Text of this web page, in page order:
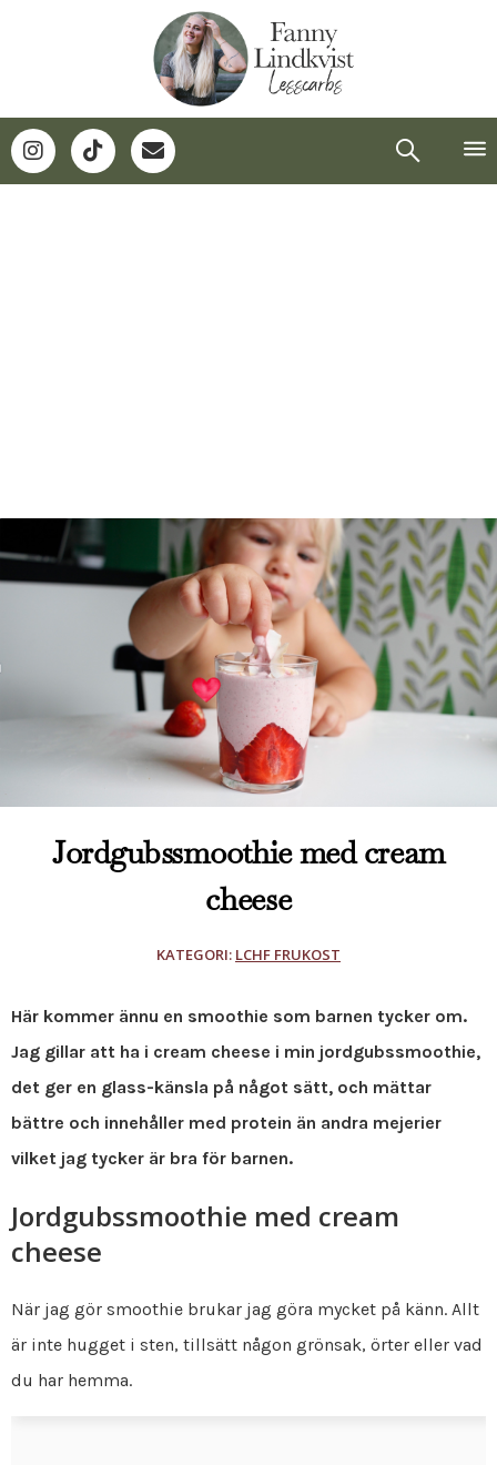
Jordgubssmoothie med cream
cheese
KATEGORI: LCHF FRUKOST
Här kommer ännu en smoothie som barnen tycker om.
Jag gillar att ha i cream cheese i min jordgubssmoothie,
det ger en glass-känsla på något sätt, och mättar
bättre och innehåller med protein än andra mejerier
vilket jag tycker är bra för barnen.
Jordgubssmoothie med cream
cheese
När jag gör smoothie brukar jag göra mycket på känn. Allt
är inte hugget i sten, tillsätt någon grönsak, örter eller vad
du har hemma.